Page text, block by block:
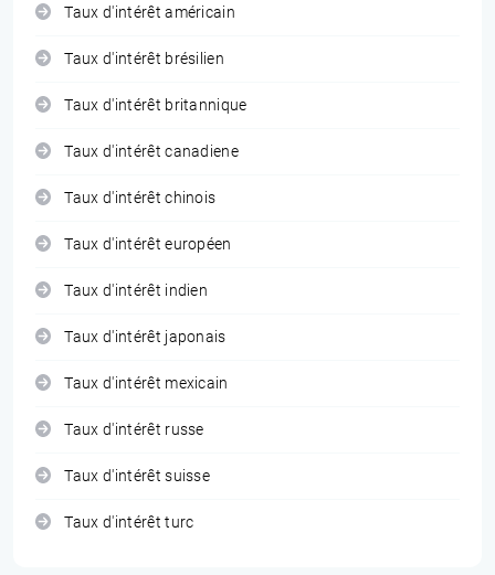
Taux d'intérêt américain
Taux d'intérêt brésilien
Taux d'intérêt britannique
Taux d'intérêt canadiene
Taux d'intérêt chinois
Taux d'intérêt européen
Taux d'intérêt indien
Taux d'intérêt japonais
Taux d'intérêt mexicain
Taux d'intérêt russe
Taux d'intérêt suisse
Taux d'intérêt turc